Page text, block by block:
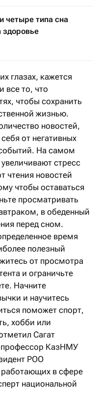
четыре типа сна
здоровье
глазах, кажется
все то, что
чтобы сохранить
жизнью.
новостей,
от негативных
На самом
стресс
чтения новостей
чтобы оставаться
просматривать
в обеденный
перед сном.
время
полезный
от просмотра
и ограничьте
Начните
и научитесь
поможет спорт,
хобби или
Сагат
профессор КазНМУ
РОО
в сфере
национальной